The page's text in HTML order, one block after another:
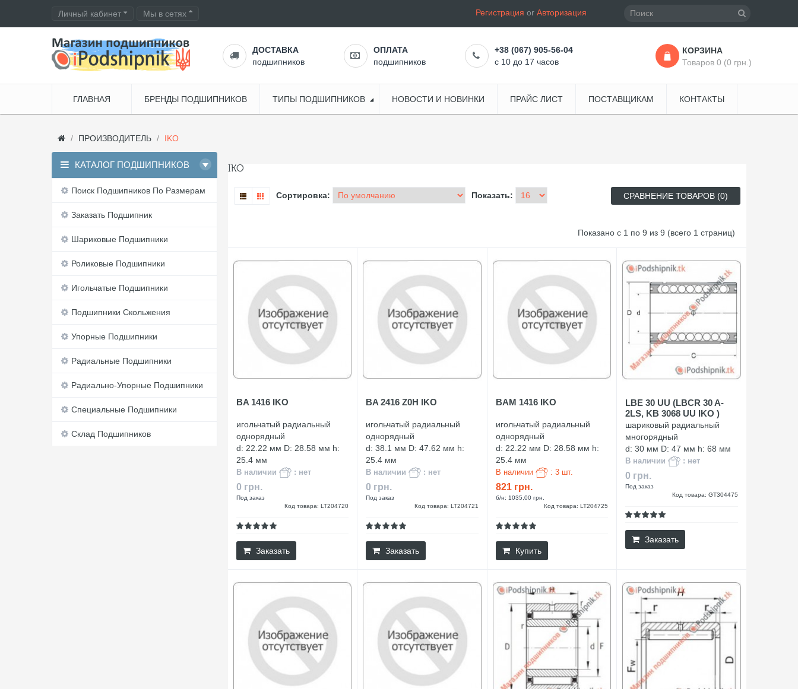
Личный кабинет Мы в сетях Регистрация or Авторизация
ДОСТАВКА
подшипников
ОПЛАТА
подшипников
+38 (067) 905-56-04
с 10 до 17 часов
КОРЗИНА
Товаров 0 (0 грн.)
ГЛАВНАЯ БРЕНДЫ ПОДШИПНИКОВ ТИПЫ ПОДШИПНИКОВ НОВОСТИ И НОВИНКИ ПРАЙС ЛИСТ ПОСТАВЩИКАМ КОНТАКТЫ
ПРОИЗВОДИТЕЛЬ IKO
КАТАЛОГ ПОДШИПНИКОВ
Поиск Подшипников По Размерам
Заказать Подшипник
Шариковые Подшипники
Роликовые Подшипники
Игольчатые Подшипники
Подшипники Скольжения
Упорные Подшипники
Радиальные Подшипники
Радиально-Упорные Подшипники
Специальные Подшипники
Склад Подшипников
IKO
СРАВНЕНИЕ ТОВАРОВ (0)
Сортировка: Показать:
Показано с 1 по 9 из 9 (всего 1 страниц)
BA 1416 IKO
игольчатый радиальный
однорядный
d: 22.22 мм D: 28.58 мм h:
25.4 мм
В наличии : нет
0 грн.
Под заказ
Код товара: LT204720
Заказать
BA 2416 Z0H IKO
игольчатый радиальный
однорядный
d: 38.1 мм D: 47.62 мм h:
25.4 мм
В наличии : нет
0 грн.
Под заказ
Код товара: LT204721
Заказать
BAM 1416 IKO
игольчатый радиальный
однорядный
d: 22.22 мм D: 28.58 мм h:
25.4 мм
В наличии : 3 шт.
821 грн.
б/н: 1035,00 грн.
Код товара: LT204725
Купить
LBE 30 UU (LBCR 30 A-
2LS, KB 3068 UU IKO )
шариковый радиальный
многорядный
d: 30 мм D: 47 мм h: 68 мм
В наличии : нет
0 грн.
Под заказ
Код товара: GT304475
Заказать